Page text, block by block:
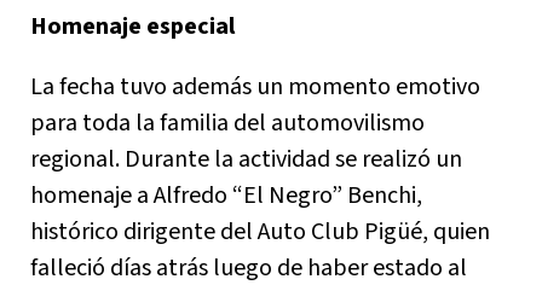
Homenaje especial
La fecha tuvo además un momento emotivo
para toda la familia del automovilismo
regional. Durante la actividad se realizó un
homenaje a Alfredo “El Negro” Benchi,
histórico dirigente del Auto Club Pigüé, quien
falleció días atrás luego de haber estado al